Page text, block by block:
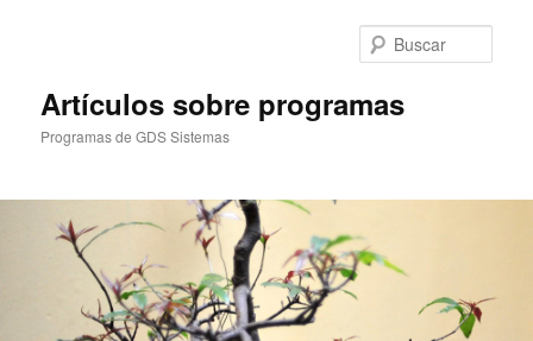
Artículos sobre programas
Programas de GDS Sistemas